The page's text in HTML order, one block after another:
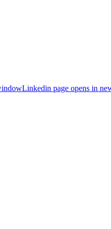
Linkedin page opens in